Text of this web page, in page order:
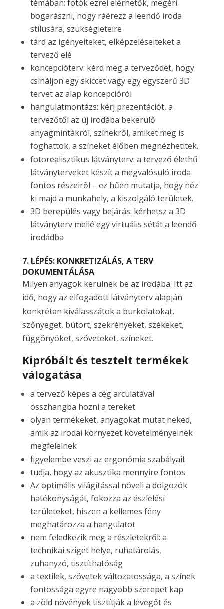
témában: fotók ezrei elérhetők, megéri
bogarászni, hogy ráérezz a leendő iroda
stílusára, szükségleteire
tárd az igényeiteket, elképzeléseiteket a
tervező elé
koncepcióterv: kérd meg a terveződet, hogy
csináljon egy skiccet vagy egy egyszerű 3D
tervet az alap koncepcióról
hangulatmontázs: kérj prezentációt, a
tervezőtől az új irodába bekerülő
anyagmintákról, színekről, amiket meg is
foghattok, a színeket élőben megnézhetitek.
fotorealisztikus látványterv: a tervező élethű
látványterveket készít a megvalósuló iroda
fontos részeiről – ez hűen mutatja, hogy néz
ki majd a munkahely, a kiszolgáló területek.
3D berepülés vagy bejárás: kérhetsz a 3D
látványterv mellé egy virtuális sétát a leendő
irodádba
7. LÉPÉS: KONKRETIZÁLÁS, A TERV
DOKUMENTÁLÁSA
Milyen anyagok kerülnek be az irodába. Itt az
idő, hogy az elfogadott látványterv alapján
konkrétan kiválasszátok a burkolatokat,
szőnyeget, bútort, szekrényeket, székeket,
függönyöket, szöveteket, színeket.
Kipróbált és tesztelt termékek
válogatása
a tervező képes a cég arculatával
összhangba hozni a tereket
olyan termékeket, anyagokat mutat neked,
amik az irodai környezet követelményeinek
megfelelnek
figyelembe veszi az ergonómia szabályait
tudja, hogy az akusztika mennyire fontos
Az optimális világítással növeli a dolgozók
hatékonyságát, fokozza az észlelési
területeket, hiszen a kellemes fény
meghatározza a hangulatot
nem feledkezik meg a részletekről: a
technikai sziget helye, ruhatárolás,
zuhanyzó, tisztíthatóság
a textilek, szövetek változatossága, a színek
fontossága egyre nagyobb szerepet kap
a zöld növények tisztítják a levegőt és